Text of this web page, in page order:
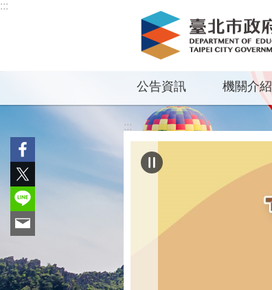
跳到主要內容區塊
:::
公告資訊 機關介紹
:::